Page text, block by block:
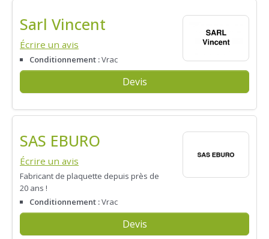
Sarl Vincent
Écrire un avis
Conditionnement :Vrac
Devis
SAS EBURO
Écrire un avis
Fabricant de plaquette depuis près de
20 ans !
Conditionnement :Vrac
Devis